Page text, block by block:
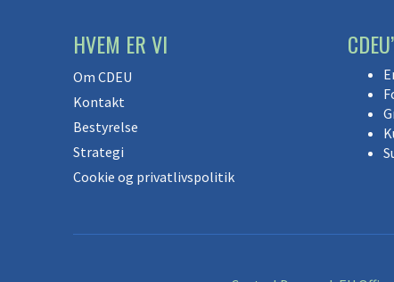
HVEM ER VI
Om CDEU
Kontakt
Bestyrelse
Strategi
Cookie og privatlivspolitik